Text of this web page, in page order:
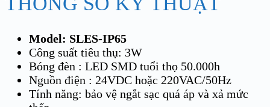
Model: SLES-IP65
Công suất tiêu thụ: 3W
Bóng đèn : LED SMD tuổi thọ 50.000h
Nguồn điện : 24VDC hoặc 220VAC/50Hz
Tính năng: bảo vệ ngắt sạc quá áp và xả mức